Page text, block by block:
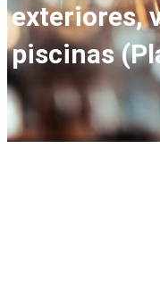
exteriores,
piscinas